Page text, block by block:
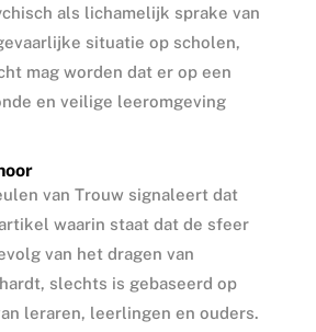
als lichamelijk sprake van
situatie op scholen,
mag worden dat er op een
en veilige leeromgeving
van Trouw signaleert dat
waarin staat dat de sfeer
van het dragen van
slechts is gebaseerd op
leraren, leerlingen en ouders.